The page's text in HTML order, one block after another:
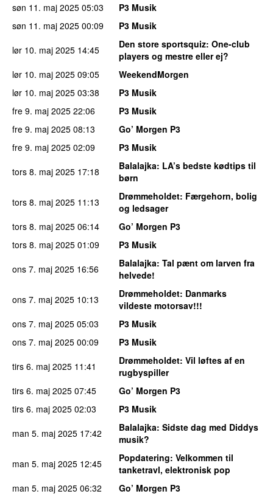
søn 11. maj 2025 05:03
P3 Musik
søn 11. maj 2025 00:09
P3 Musik
lør 10. maj 2025 14:45 Den store sportsquiz: One-club
players og mestre eller ej?
lør 10. maj 2025 09:05
WeekendMorgen
lør 10. maj 2025 03:38
P3 Musik
fre 9. maj 2025 22:06
P3 Musik
fre 9. maj 2025 08:13
Go’ Morgen P3
fre 9. maj 2025 02:09
P3 Musik
tors 8. maj 2025 17:18 Balalajka: LA’s bedste kødtips til
børn
tors 8. maj 2025 11:13 Drømmeholdet: Færgehorn, bolig
og ledsager
tors 8. maj 2025 06:14
Go’ Morgen P3
tors 8. maj 2025 01:09
P3 Musik
ons 7. maj 2025 16:56 Balalajka: Tal pænt om larven fra
helvede!
ons 7. maj 2025 10:13 Drømmeholdet: Danmarks
vildeste motorsav!!!
ons 7. maj 2025 05:03
P3 Musik
ons 7. maj 2025 00:09
P3 Musik
tirs 6. maj 2025 11:41 Drømmeholdet: Vil løftes af en
rugbyspiller
tirs 6. maj 2025 07:45
Go’ Morgen P3
tirs 6. maj 2025 02:03
P3 Musik
man 5. maj 2025 17:42 Balalajka: Sidste dag med Diddys
musik?
man 5. maj 2025 12:45 Popdatering: Velkommen til
tanketravl, elektronisk pop
man 5. maj 2025 06:32 Go’ Morgen P3